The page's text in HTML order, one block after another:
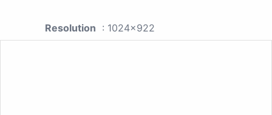
Resolution : 1024x922